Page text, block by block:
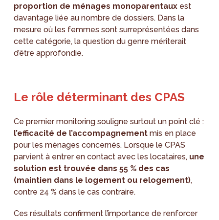
proportion de ménages monoparentaux est
davantage liée au nombre de dossiers. Dans la
mesure où les femmes sont surreprésentées dans
cette catégorie, la question du genre mériterait
d’être approfondie.
Le rôle déterminant des CPAS
Ce premier monitoring souligne surtout un point clé :
l’efficacité de l’accompagnement mis en place
pour les ménages concernés. Lorsque le CPAS
parvient à entrer en contact avec les locataires, une
solution est trouvée dans 55 % des cas
(maintien dans le logement ou relogement),
contre 24 % dans le cas contraire.
Ces résultats confirment l’importance de renforcer